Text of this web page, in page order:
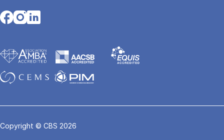
Opens in a new tab
Opens in a new tab
Opens in a new tab
Copyright © CBS 2026